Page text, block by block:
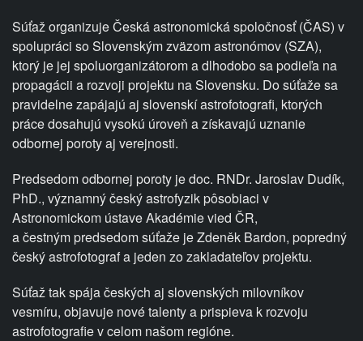
Súťaž organizuje Česká astronomická spoločnosť (ČAS) v
spolupráci so Slovenským zväzom astronómov (SZA),
ktorý je jej spoluorganizátorom a dlhodobo sa podieľa na
propagácii a rozvoji projektu na Slovensku. Do súťaže sa
pravidelne zapájajú aj slovenskí astrofotografi, ktorých
práce dosahujú vysokú úroveň a získavajú uznanie
odbornej poroty aj verejnosti.
Predsedom odbornej poroty je doc. RNDr. Jaroslav Dudík,
PhD., významný český astrofyzik pôsobiaci v
Astronomickom ústave Akadémie vied ČR,
a čestným predsedom súťaže je Zdeněk Bardon, popredný
český astrofotograf a jeden zo zakladateľov projektu.
Súťaž tak spája českých aj slovenských milovníkov
vesmíru, objavuje nové talenty a prispieva k rozvoju
astrofotografie v celom našom regióne.